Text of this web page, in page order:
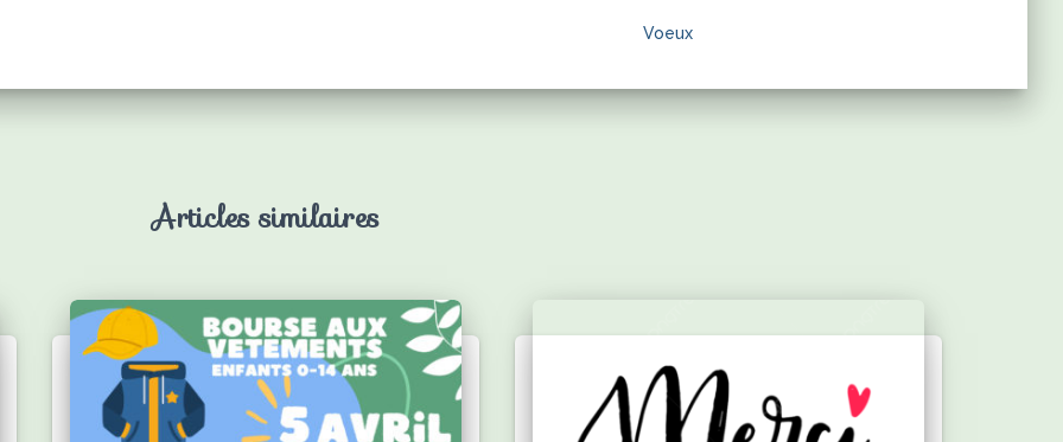
Voeux
Articles similaires